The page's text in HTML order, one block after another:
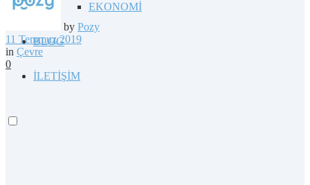
EKONOMİ
BLOG
İLETİŞİM
by Pozy
11 Temmuz 2019
in Çevre
0